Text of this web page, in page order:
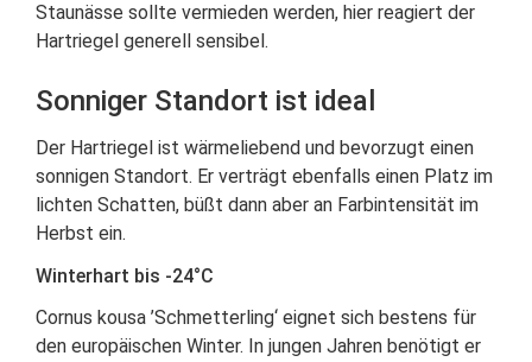
Staunässe sollte vermieden werden, hier reagiert der
Hartriegel generell sensibel.
Sonniger Standort ist ideal
Der Hartriegel ist wärmeliebend und bevorzugt einen
sonnigen Standort. Er verträgt ebenfalls einen Platz im
lichten Schatten, büßt dann aber an Farbintensität im
Herbst ein.
Winterhart bis -24°C
Cornus kousa ’Schmetterling‘ eignet sich bestens für
den europäischen Winter. In jungen Jahren benötigt er